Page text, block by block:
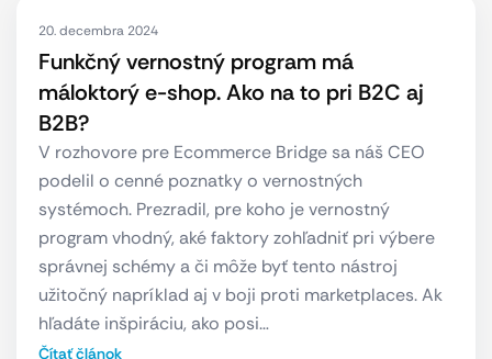
20. decembra 2024
Funkčný vernostný program má
máloktorý e-shop. Ako na to pri B2C aj
B2B?
V rozhovore pre Ecommerce Bridge sa náš CEO
podelil o cenné poznatky o vernostných
systémoch. Prezradil, pre koho je vernostný
program vhodný, aké faktory zohľadniť pri výbere
správnej schémy a či môže byť tento nástroj
užitočný napríklad aj v boji proti marketplaces. Ak
hľadáte inšpiráciu, ako posi…
Čítať článok